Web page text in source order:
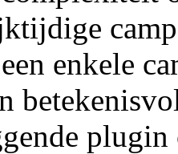
enkele
plugin